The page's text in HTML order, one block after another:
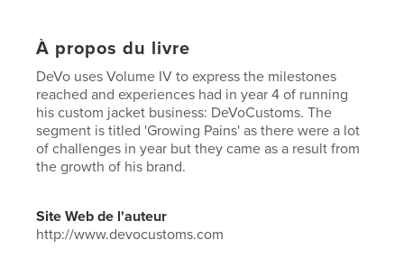
À propos du livre
DeVo uses Volume IV to express the milestones
reached and experiences had in year 4 of running
his custom jacket business: DeVoCustoms. The
segment is titled 'Growing Pains' as there were a lot
of challenges in year but they came as a result from
the growth of his brand.
Site Web de l'auteur
http://www.devocustoms.com